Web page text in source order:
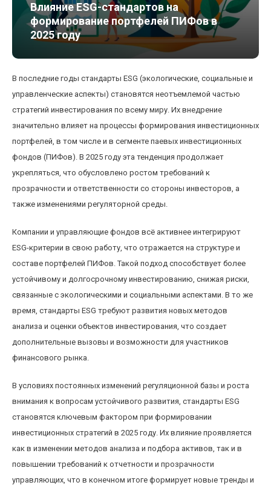
Влияние ESG-стандартов на
формирование портфелей ПИФов в
2025 году
В последние годы стандарты ESG (экологические, социальные и
управленческие аспекты) становятся неотъемлемой частью
стратегий инвестирования по всему миру. Их внедрение
значительно влияет на процессы формирования инвестиционных
портфелей, в том числе и в сегменте паевых инвестиционных
фондов (ПИФов). В 2025 году эта тенденция продолжает
укрепляться, что обусловлено ростом требований к
прозрачности и ответственности со стороны инвесторов, а
также изменениями регуляторной среды.
Компании и управляющие фондов всё активнее интегрируют
ESG-критерии в свою работу, что отражается на структуре и
составе портфелей ПИФов. Такой подход способствует более
устойчивому и долгосрочному инвестированию, снижая риски,
связанные с экологическими и социальными аспектами. В то же
время, стандарты ESG требуют развития новых методов
анализа и оценки объектов инвестирования, что создает
дополнительные вызовы и возможности для участников
финансового рынка.
В условиях постоянных изменений регуляционной базы и роста
внимания к вопросам устойчивого развития, стандарты ESG
становятся ключевым фактором при формировании
инвестиционных стратегий в 2025 году. Их влияние проявляется
как в изменении методов анализа и подбора активов, так и в
повышении требований к отчетности и прозрачности
управляющих, что в конечном итоге формирует новые тренды и